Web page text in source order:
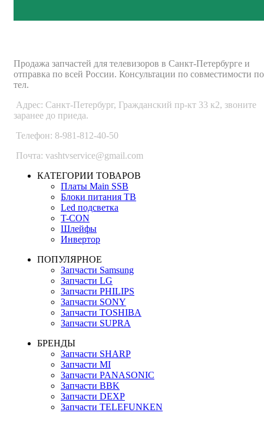
Продажа запчастей для телевизоров в Санкт-Петербурге и
отправка по всей России. Консультации по совместимости по
тел.
Адрес: Санкт-Петербург, Гражданский пр-кт 33 к2, звоните
заранее до приеда.
Телефон: 8-981-812-40-50
Почта: vashtvservice@gmail.com
КАТЕГОРИИ ТОВАРОВ
Платы Main SSB
Блоки питания ТВ
Led подсветка
T-CON
Шлейфы
Инвертор
ПОПУЛЯРНОЕ
Запчасти Samsung
Запчасти LG
Запчасти PHILIPS
Запчасти SONY
Запчасти TOSHIBA
Запчасти SUPRA
БРЕНДЫ
Запчасти SHARP
Запчасти MI
Запчасти PANASONIC
Запчасти BBK
Запчасти DEXP
Запчасти TELEFUNKEN